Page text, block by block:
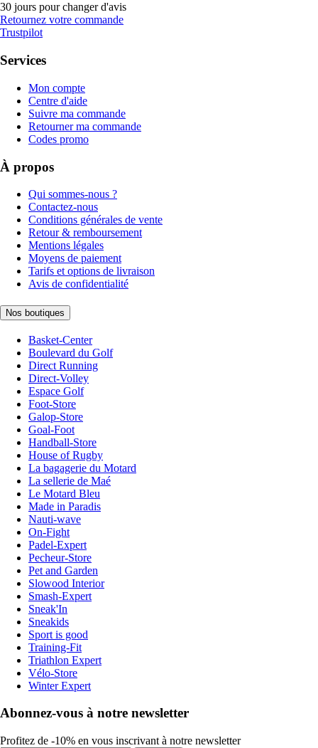
30 jours pour changer d'avis
Retournez votre commande
Trustpilot
Services
Mon compte
Centre d'aide
Suivre ma commande
Retourner ma commande
Codes promo
À propos
Qui sommes-nous ?
Contactez-nous
Conditions générales de vente
Retour & remboursement
Mentions légales
Moyens de paiement
Tarifs et options de livraison
Avis de confidentialité
Nos boutiques
Basket-Center
Boulevard du Golf
Direct Running
Direct-Volley
Espace Golf
Foot-Store
Galop-Store
Goal-Foot
Handball-Store
House of Rugby
La bagagerie du Motard
La sellerie de Maé
Le Motard Bleu
Made in Paradis
Nauti-wave
On-Fight
Padel-Expert
Pecheur-Store
Pet and Garden
Slowood Interior
Smash-Expert
Sneak'In
Sneakids
Sport is good
Training-Fit
Triathlon Expert
Vélo-Store
Winter Expert
Abonnez-vous à notre newsletter
Profitez de -10% en vous inscrivant à notre newsletter